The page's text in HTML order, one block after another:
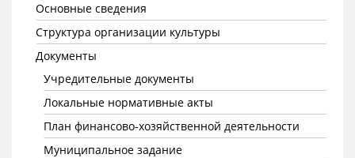
Основные сведения
Структура организации культуры
Документы
Учредительные документы
Локальные нормативные акты
План финансово-хозяйственной деятельности
Муниципальное задание